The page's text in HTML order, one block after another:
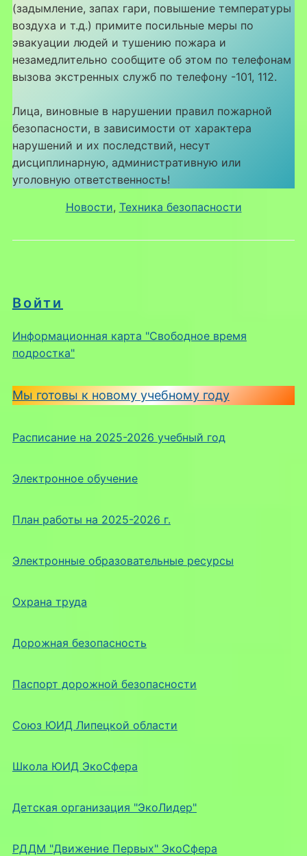
Войти
Информационная карта "Свободное время
подростка"
Мы готовы к новому учебному году
Расписание на 2025-2026 учебный год
Электронное обучение
План работы на 2025-2026 г.
Электронные образовательные ресурсы
Охрана труда
Дорожная безопасность
Паспорт дорожной безопасности
Союз ЮИД Липецкой области
Школа ЮИД ЭкоСфера
Детская организация "ЭкоЛидер"
РДДМ "Движение Первых" ЭкоСфера
(задымление, запах гари, повышение температуры
воздуха и т.д.) примите посильные меры по
эвакуации людей и тушению пожара и
незамедлительно сообщите об этом по телефонам
вызова экстренных служб по телефону -101, 112.
Лица, виновные в нарушении правил пожарной
безопасности, в зависимости от характера
нарушений и их последствий, несут
дисциплинарную, административную или
уголовную ответственность!
Новости, Техника безопасности